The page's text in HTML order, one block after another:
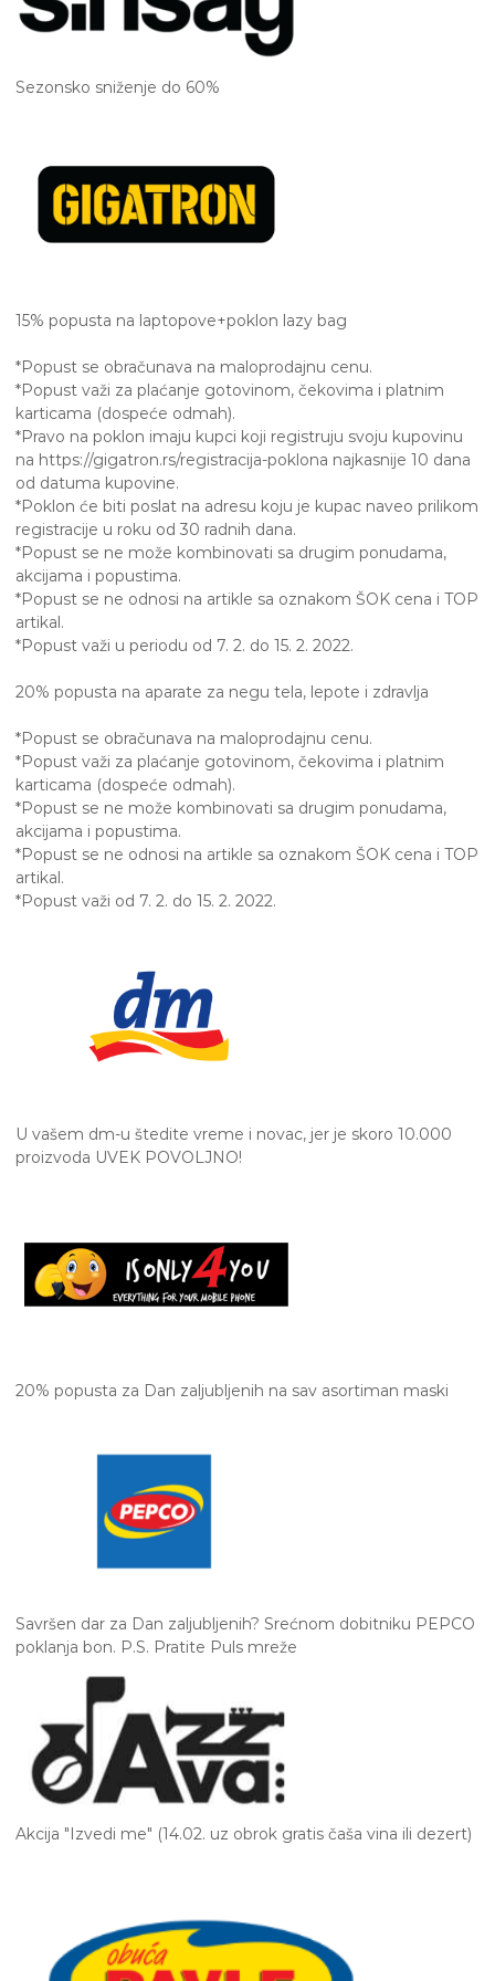
Sezonsko sniženje do 60%
15% popusta na laptopove+poklon lazy bag
*Popust se obračunava na maloprodajnu cenu.
*Popust važi za plaćanje gotovinom, čekovima i platnim
karticama (dospeće odmah).
*Pravo na poklon imaju kupci koji registruju svoju kupovinu
na https://gigatron.rs/registracija-poklona najkasnije 10 dana
od datuma kupovine.
*Poklon će biti poslat na adresu koju je kupac naveo prilikom
registracije u roku od 30 radnih dana.
*Popust se ne može kombinovati sa drugim ponudama,
akcijama i popustima.
*Popust se ne odnosi na artikle sa oznakom ŠOK cena i TOP
artikal.
*Popust važi u periodu od 7. 2. do 15. 2. 2022.
20% popusta na aparate za negu tela, lepote i zdravlja
*Popust se obračunava na maloprodajnu cenu.
*Popust važi za plaćanje gotovinom, čekovima i platnim
karticama (dospeće odmah).
*Popust se ne može kombinovati sa drugim ponudama,
akcijama i popustima.
*Popust se ne odnosi na artikle sa oznakom ŠOK cena i TOP
artikal.
*Popust važi od 7. 2. do 15. 2. 2022.
U vašem dm-u štedite vreme i novac, jer je skoro 10.000
proizvoda UVEK POVOLJNO!
20% popusta za Dan zaljubljenih na sav asortiman maski
Savršen dar za Dan zaljubljenih? Srećnom dobitniku PEPCO
poklanja bon. P.S. Pratite Puls mreže
Akcija "Izvedi me" (14.02. uz obrok gratis čaša vina ili dezert)